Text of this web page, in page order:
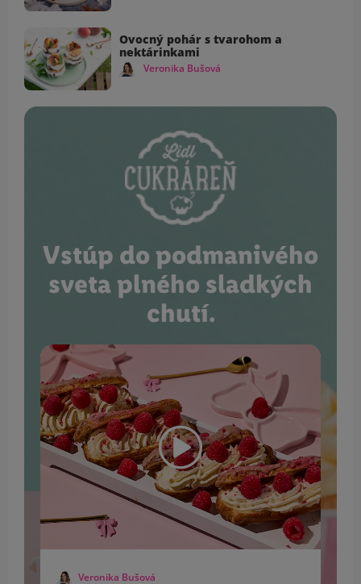
Ovocný pohár s tvarohom a
nektárinkami
Veronika Bušová
Vstúp do podmanivého
sveta plného sladkých
chutí.
Veronika Bušová